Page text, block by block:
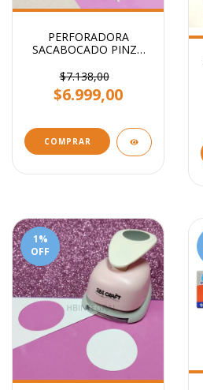
PERFORADORA
SACABOCADO PINZA
etiquetas
$7.138,00
$6.999,00
1%
OFF